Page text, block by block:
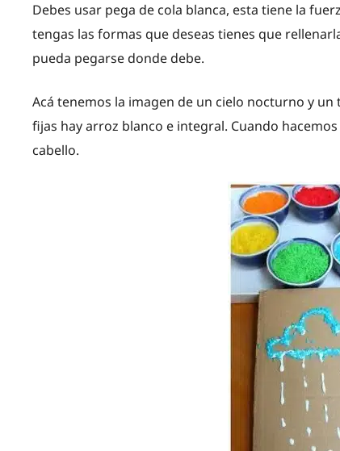
Debes usar pega de cola blanca, esta tiene la
tengas las formas que deseas tienes que
pueda pegarse donde debe.
Acá tenemos la imagen de un cielo nocturno y
fijas hay arroz blanco e integral. Cuando
cabello.